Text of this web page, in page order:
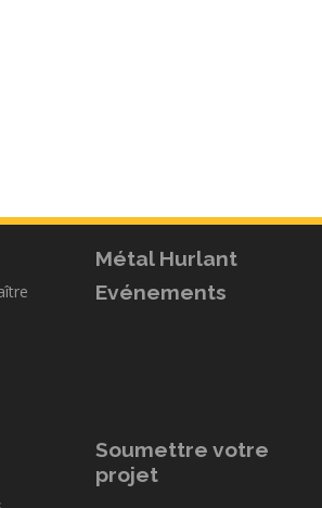
Métal Hurlant
Evénements
Soumettre votre
projet